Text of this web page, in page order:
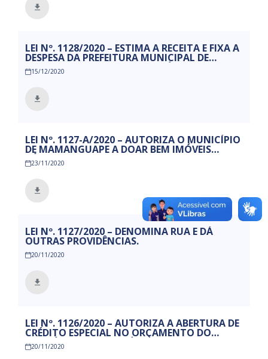
LEI Nº. 1128/2020 – ESTIMA A RECEITA E FIXA A
DESPESA DA PREFEITURA MUNICIPAL DE
MAMANGUAPE, PARA O EXERCÍCIO
ECONOMICO- FINANCEIRO DE 2021, E DÁ
OUTRAS PROVIDÊNCIAS.
15/12/2020
LEI Nº. 1127-A/2020 – AUTORIZA O MUNICÍPIO
DE MAMANGUAPE A DOAR BEM IMÓVEIS
PÚLICOS, DE FORMA ONEROSA, PARA
FOMENTO DA ATIVIDADE ECONÔMICA E DÁ
OUTRAS PROVIDÊNCIAS.
23/11/2020
LEI Nº. 1127/2020 – DENOMINA RUA E DÁ
OUTRAS PROVIDÊNCIAS.
20/11/2020
LEI Nº. 1126/2020 – AUTORIZA A ABERTURA DE
CRÉDITO ESPECIAL NO ORÇAMENTO DO
EXERCÍCIO DE 2020 E DÁ OUTRAS
PROVIDÊNCIAS.
20/11/2020